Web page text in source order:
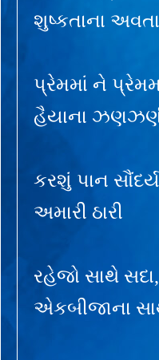
શુષ્કતાના
પ્રેમમાં ને
હૈયાના
કરશું પાન
અમારી ઠારી
રહેજો સાથે
એકબીજાના